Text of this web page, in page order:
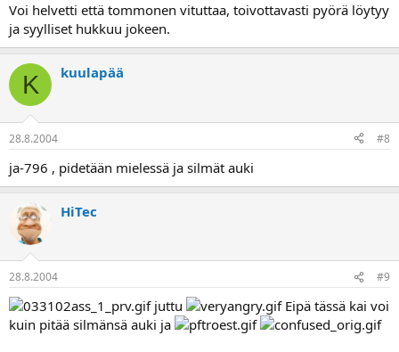
Voi helvetti että tommonen vituttaa, toivottavasti pyörä löytyy
ja syylliset hukkuu jokeen.
K kuulapää
28.8.2004 #8
ja-796 , pidetään mielessä ja silmät auki
HiTec
28.8.2004 #9
juttu
Eipä tässä kai voi
kuin pitää silmänsä auki ja